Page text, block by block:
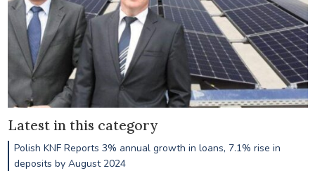
Latest in this category
Polish KNF Reports 3% annual growth in loans, 7.1% rise in
deposits by August 2024